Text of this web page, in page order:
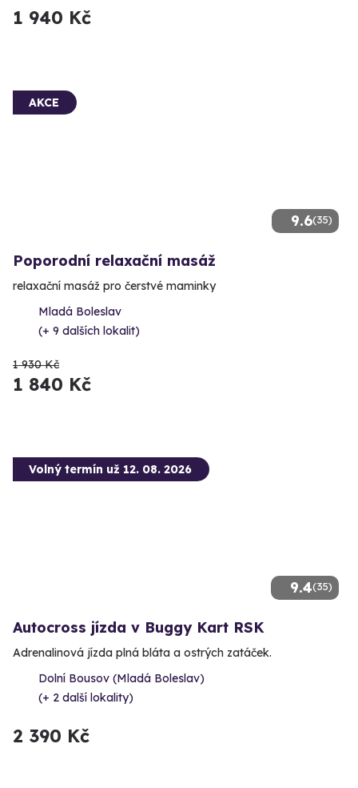
1 940 Kč
9.6(35)
AKCE
Poporodní relaxační masáž
relaxační masáž pro čerstvé maminky
Mladá Boleslav
(+ 9 dalších lokalit)
1 930 Kč
1 840 Kč
9.4(35)
Volný termín už 12. 08. 2026
Autocross jízda v Buggy Kart RSK
Adrenalinová jízda plná bláta a ostrých zatáček.
Dolní Bousov (Mladá Boleslav)
(+ 2 další lokality)
2 390 Kč